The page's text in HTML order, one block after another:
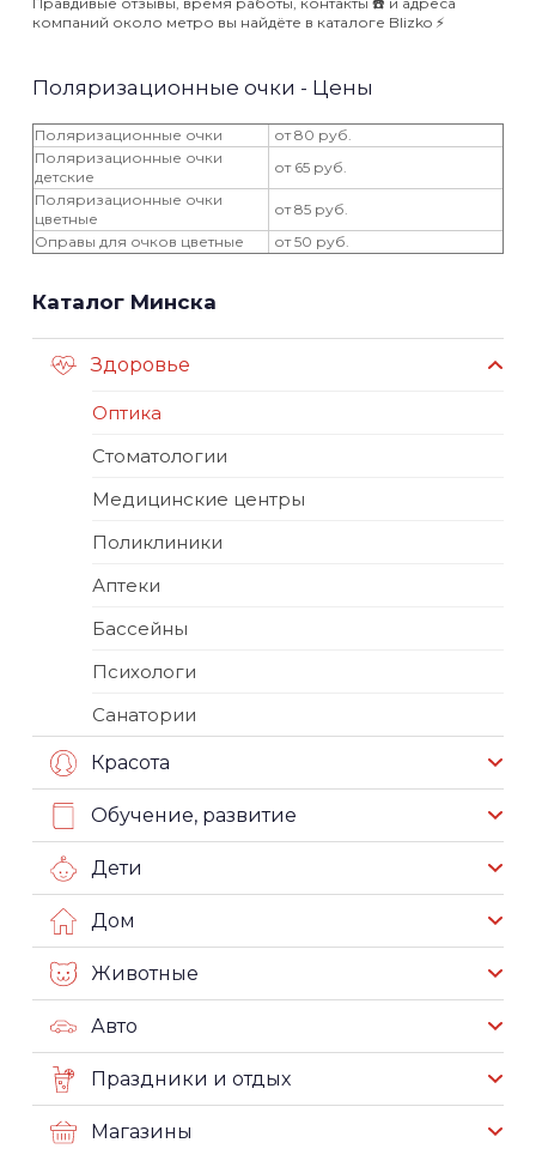
компаний около метро вы найдёте в каталоге Blizko ⚡️
Поляризационные очки - Цены
Поляризационные очки
от 80 руб.
Поляризационные очки
детские
от 65 руб.
Поляризационные очки
цветные
от 85 руб.
Оправы для очков цветные
от 50 руб.
Каталог Минска
Здоровье
Оптика
Стоматологии
Медицинские центры
Поликлиники
Аптеки
Бассейны
Психологи
Санатории
Красота
Обучение, развитие
Дети
Дом
Животные
Авто
Праздники и отдых
Магазины